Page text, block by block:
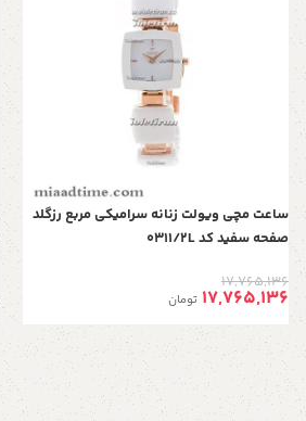
ساعت مچی ویولت زنانه سرامیکی مربع رزگلد
صفحه سفید کد 0311/2L
17,765,136
17,765,136 تومان